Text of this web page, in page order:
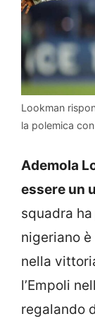
Lookman
la polemica
Ademola
essere un
squadra
nigeriano
nella
l’Empoli
regalando